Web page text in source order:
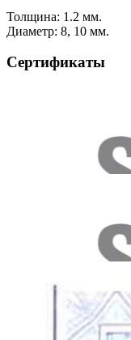
Толщина: 1.2 мм.
Диаметр: 8, 10 мм.
Сертификаты